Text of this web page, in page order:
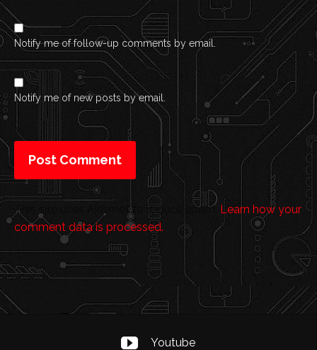
Notify me of follow-up comments by email.
Notify me of new posts by email.
This site uses Akismet to reduce spam. Learn how your
comment data is processed.
Youtube